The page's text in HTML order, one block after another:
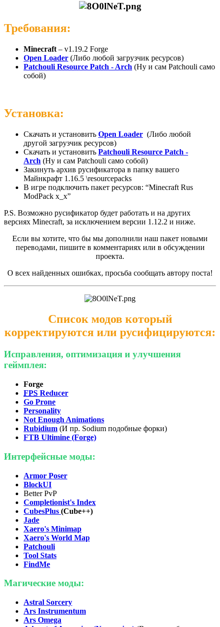
Требования:
Minecraft – v1.19.2 Forge
Open Loader (Либо любой загрузчик ресурсов)
Patchouli Resource Patch - Arch (Ну и сам Patchouli само
собой)
Установка:
Скачать и установить Open Loader (Либо любой
другой загрузчик ресурсов)
Скачать и установить Patchouli Resource Patch -
Arch (Ну и сам Patchouli само собой)
Закинуть архив русификатора в папку вашего
Майнкрафт 1.16.5 \resourcepacks
В игре подключить пакет ресурсов: “Minecraft Rus
ModPack x_x”
P.S. Возможно русификатор будет работать и на других
версиях Minecraft, за исключением версии 1.12.2 и ниже.
Если вы хотите, что бы мы дополнили наш пакет новыми
переводами, пишите в комментариях или в обсуждении
проекта.
О всех найденных ошибках, просьба сообщать автору поста!
Список модов который
корректируются или русифицируются:
Исправления, оптимизация и улучшения
геймплея:
Forge
FPS Reducer
Go Prone
Personality
Not Enough Animations
Rubidium (И пр. Sodium подобные форки)
FTB Ultimine (Forge)
Интерфейсные моды:
Armor Poser
BlockUI
Better PvP
Completionist's Index
CubesPlus (Cube++)
Jade
Xaero's Minimap
Xaero's World Map
Patchouli
Tool Stats
FindMe
Магические моды:
Astral Sorcery
Ars Instrumentum
Ars Omega